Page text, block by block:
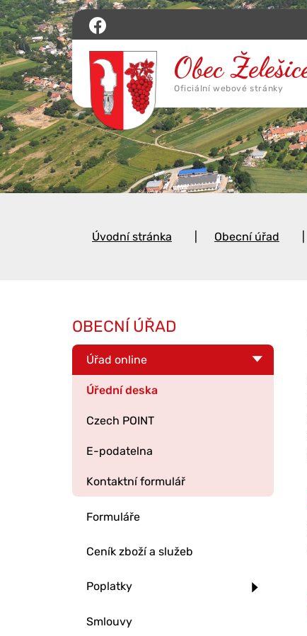
Úvodní stránka Obecní úřad
OBECNÍ ÚŘAD
Úřad online
Úřední deska
Czech POINT
E-podatelna
Kontaktní formulář
Formuláře
Ceník zboží a služeb
Poplatky
Smlouvy